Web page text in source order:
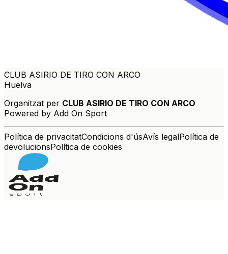
CLUB ASIRIO DE TIRO CON ARCO
Huelva
Organitzat per CLUB ASIRIO DE TIRO CON ARCO
Powered by Add On Sport
Política de privacitatCondicions d'úsAvís legalPolítica de
devolucionsPolítica de cookies